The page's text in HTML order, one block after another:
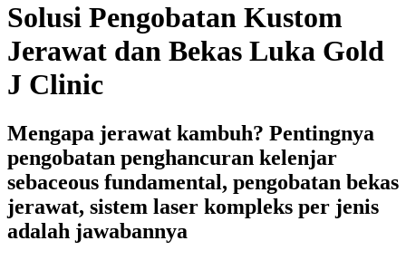
Solusi Pengobatan Kustom
Jerawat dan Bekas Luka Gold
J Clinic
Mengapa jerawat kambuh? Pentingnya
pengobatan penghancuran kelenjar
sebaceous fundamental, pengobatan bekas
jerawat, sistem laser kompleks per jenis
adalah jawabannya